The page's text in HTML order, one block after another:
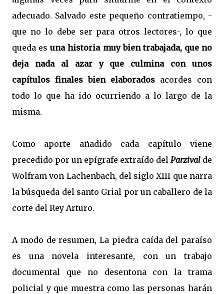
adecuado. Salvado este pequeño contratiempo, -
que no lo debe ser para otros lectores-, lo que
queda esuna historia muy bien trabajada, que no
deja nada al azar y que culmina con unos
capítulos finales bien elaborados acordes con
todo lo que ha ido ocurriendo a lo largo de la
misma.
Como aporte añadido cada capítulo viene
precedido por un epígrafe extraído del Parzival de
Wolfram von Lachenbach, del siglo XIII que narra
la búsqueda del santo Grial por un caballero de la
corte del Rey Arturo.
A modo de resumen, La piedra caída del paraíso
es una novela interesante, con un trabajo
documental que no desentona con la trama
policial y que muestra como las personas harán